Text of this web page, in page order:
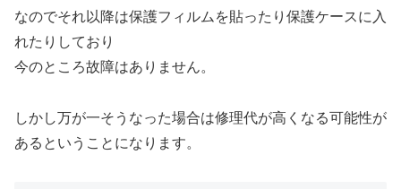
なのでそれ以降は保護フィルムを貼ったり保護ケースに入
れたりしており
今のところ故障はありません。
しかし万が一そうなった場合は修理代が高くなる可能性が
あるということになります。